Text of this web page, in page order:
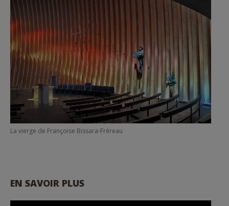
La vierge de Françoise Bissara-Fréreau
EN SAVOIR PLUS